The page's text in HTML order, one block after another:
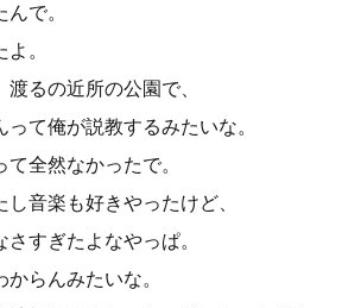
で。
。
るの近所の公園で、
て俺が説教するみたいな。
全然なかったで。
音楽も好きやったけど、
すぎたよなやっぱ。
らんみたいな。